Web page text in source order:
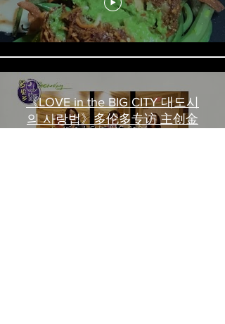
《LOVE in the BIG CITY 대도시
의 사랑법》多伦多专访 主创金